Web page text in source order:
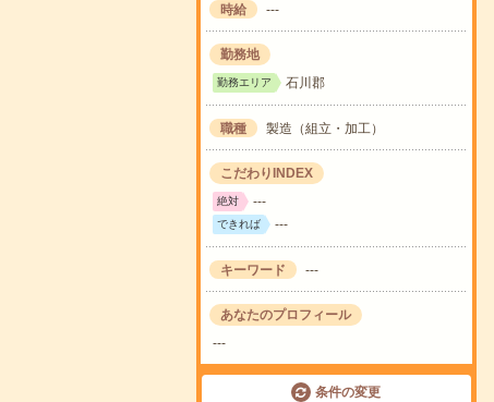
時給 ---
勤務地
勤務エリア 石川郡
職種 製造（組立・加工）
こだわりINDEX
絶対 ---
できれば ---
キーワード ---
あなたのプロフィール
---
条件の変更